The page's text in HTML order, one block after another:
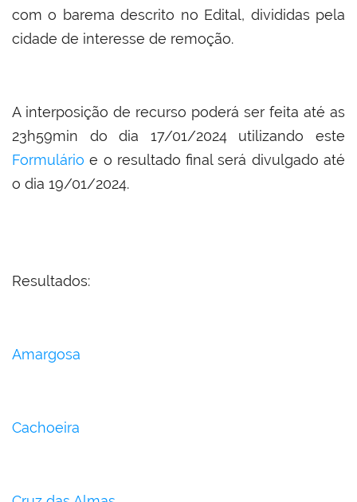
com o barema descrito no Edital, divididas pela
cidade de interesse de remoção.
A interposição de recurso poderá ser feita até as
23h59min do dia 17/01/2024 utilizando este
Formulário e o resultado final será divulgado até
o dia 19/01/2024.
Resultados:
Amargosa
Cachoeira